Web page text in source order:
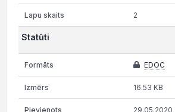
2
Statūti
EDOC
16.53 KB
29.05.2020